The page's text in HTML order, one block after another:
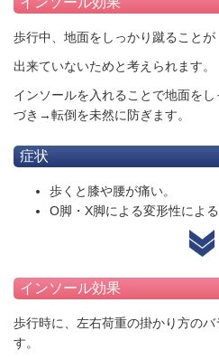
歩行中、地面をしっかり蹴ることが
出来ていないためと考えられます。
インソールを入れることで地面を
づき→転倒を未然に防ぎます。
症状
歩くと膝や腰が痛い。
O脚・X脚による変形性による
インソール効果
歩行時に、左右荷重の掛かり方の
す。